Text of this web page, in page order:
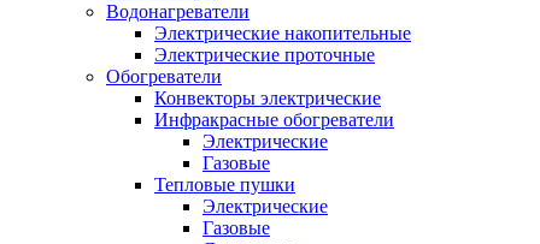
Водонагреватели
Электрические накопительные
Электрические проточные
Обогреватели
Конвекторы электрические
Инфракрасные обогреватели
Электрические
Газовые
Тепловые пушки
Электрические
Газовые